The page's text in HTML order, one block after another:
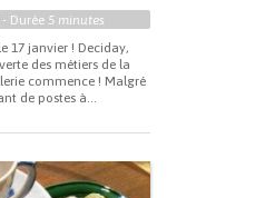
- Durée 5 minutes
17 janvier ! Deciday,
des métiers de la
commence ! Malgré
de postes à...